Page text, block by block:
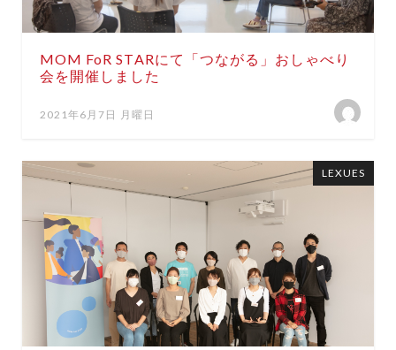
MOM FoR STARにて「つながる」おしゃべり
会を開催しました
2021年6月7日 月曜日
LEXUES